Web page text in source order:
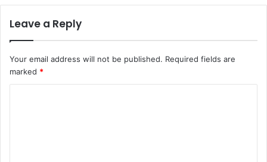
Leave a Reply
Your email address will not be published. Required fields are
marked *